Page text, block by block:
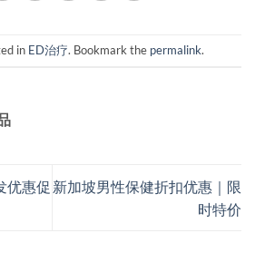
in ED治疗. Bookmark the permalink.
优惠促 新加坡男性保健折扣优惠｜限
时特价